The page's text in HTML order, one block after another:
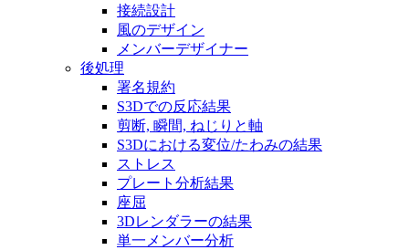
接続設計
風のデザイン
メンバーデザイナー
後処理
署名規約
S3Dでの反応結果
剪断, 瞬間, ねじりと軸
S3Dにおける変位/たわみの結果
ストレス
プレート分析結果
座屈
3Dレンダラーの結果
単一メンバー分析